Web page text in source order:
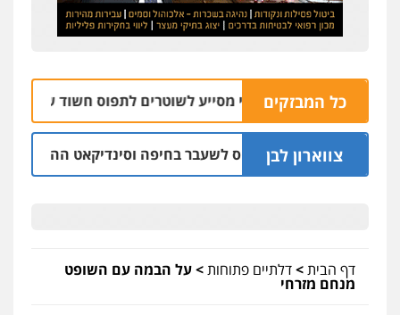
כל המבזקים
צפו: רחפן משטרתי מסייע לשוטרים לתפוס חשוד שזרק אקדח
צווארון לבן
אישום: יו"ר ש"ס לשעבר בחיפה וסינדיקאט ההלוואות של
דף הבית>דלתיים פתוחות>על הבמה עם השופט
מנחם מזרחי